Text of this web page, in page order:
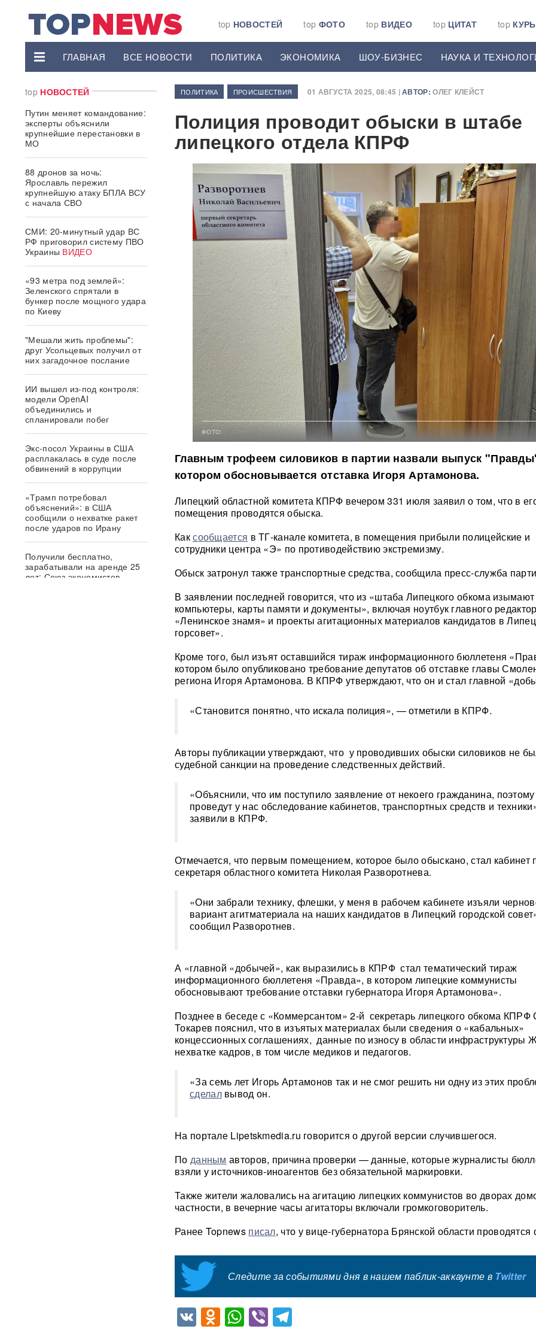
top НОВОСТЕЙ top ФОТО top ВИДЕО top ЦИТАТ top
ГЛАВНАЯ ВСЕ НОВОСТИ ПОЛИТИКА ЭКОНОМИКА ШОУ-БИЗНЕС НАУКА И
top НОВОСТЕЙ
Путин меняет командование:
эксперты объяснили
крупнейшие перестановки в
МО
88 дронов за ночь:
Ярославль пережил
крупнейшую атаку БПЛА ВСУ
с начала СВО
СМИ: 20-минутный удар ВС
РФ приговорил систему ПВО
Украины ВИДЕО
«93 метра под землей»:
Зеленского спрятали в
бункер после мощного удара
по Киеву
"Мешали жить проблемы":
друг Усольцевых получил от
них загадочное послание
ИИ вышел из-под контроля:
модели OpenAI
объединились и
спланировали побег
Экс-посол Украины в США
расплакалась в суде после
обвинений в коррупции
«Трамп потребовал
объяснений»: в США
сообщили о нехватке ракет
после ударов по Ирану
Получили бесплатно,
зарабатывали на аренде 25
лет: Союз экономистов
ПОЛИТИКА ПРОИСШЕСТВИЯ 01 АВГУСТА 2025, 08:45 |АВТОР: ОЛЕГ КЛЕЙСТ
Полиция проводит обыски в штабе
липецкого отдела КПРФ
ФОТО:
Главным трофеем силовиков в партии назвали выпуск
котором обосновывается отставка Игоря Артамонова.
Липецкий областной комитета КПРФ вечером 331 июля заявил о том, что в
помещения проводятся обыска.
Каксообщается в ТГ-канале комитета, в помещения прибыли полицейские и
сотрудники центра «Э» по противодействию экстремизму.
Обыск затронул также транспортные средства, сообщила пресс-служба
В заявлении последней говорится, что из «штаба Липецкого обкома изымают
компьютеры, карты памяти и документы», включая ноутбук главного
«Ленинское знамя» и проекты агитационных материалов кандидатов в
горсовет».
Кроме того, был изъят оставшийся тираж информационного бюллетеня
котором было опубликовано требование депутатов об отставке главы
региона Игоря Артамонова. В КПРФ утверждают, что он и стал главной
«Становится понятно, что искала полиция», — отметили в КПРФ.
Авторы публикации утверждают, что у проводивших обыски силовиков не
судебной санкции на проведение следственных действий.
«Объяснили, что им поступило заявление от некоего гражданина,
проведут у нас обследование кабинетов, транспортных средств и
заявили в КПРФ.
Отмечается, что первым помещением, которое было обыскано, стал кабинет
секретаря областного комитета Николая Разворотнева.
«Они забрали технику, флешки, у меня в рабочем кабинете изъяли
вариант агитматериала на наших кандидатов в Липецкий городской
сообщил Разворотнев.
А «главной «добычей», как выразились в КПРФ стал тематический тираж
информационного бюллетеня «Правда», в котором липецкие коммунисты
обосновывают требование отставки губернатора Игоря Артамонова».
Позднее в беседе с «Коммерсантом» 2-й секретарь липецкого обкома КПРФ
Токарев пояснил, что в изъятых материалах были сведения о «кабальных»
концессионных соглашениях, данные по износу в области инфраструктуры
нехватке кадров, в том числе медиков и педагогов.
«За семь лет Игорь Артамонов так и не смог решить ни одну из этих
сделалвывод он.
На портале Lipetskmedia.ru говорится о другой версии случившегося.
По данным авторов, причина проверки — данные, которые журналисты
взяли у источников-иноагентов без обязательной маркировки.
Также жители жаловались на агитацию липецких коммунистов во дворах
частности, в вечерние часы агитаторы включали громкоговоритель.
Ранее Topnews писал, что у вице-губернатора Брянской области проводятся
Следите за событиями дня в нашем паблик-аккаунте в Twitter
VKOdnoklassniki
WhatsApp
Viber